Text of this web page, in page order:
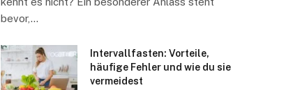
bevor,…
Intervallfasten: Vorteile,
häufige Fehler und wie du sie
vermeidest